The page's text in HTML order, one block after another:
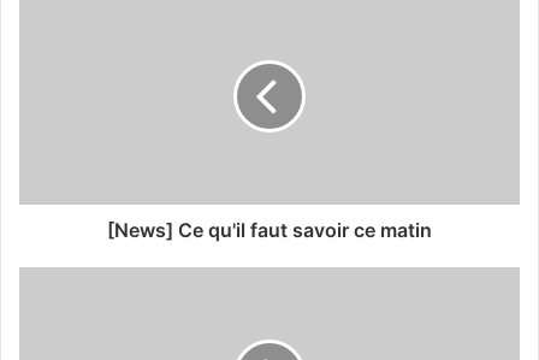
[News] Ce qu'il faut savoir ce matin